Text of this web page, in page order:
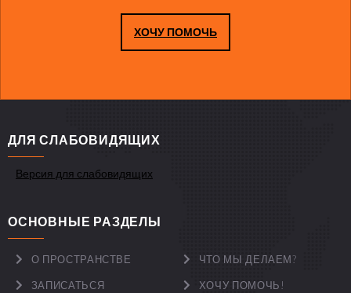
ХОЧУ ПОМОЧЬ
ДЛЯ СЛАБОВИДЯЩИХ
Версия для слабовидящих
ОСНОВНЫЕ РАЗДЕЛЫ
О ПРОСТРАНСТВЕ ЧТО МЫ ДЕЛАЕМ?
ЗАПИСАТЬСЯ ХОЧУ ПОМОЧЬ!